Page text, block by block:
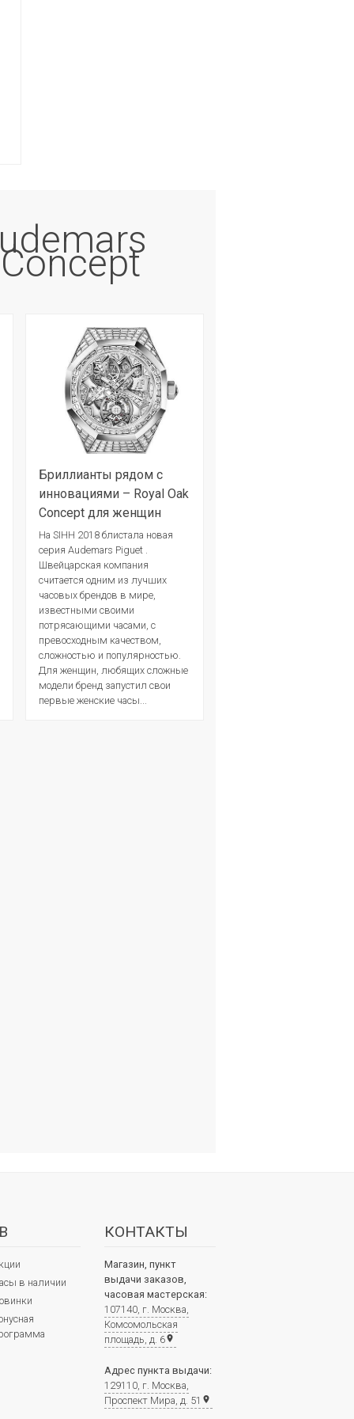
Бриллианты рядом с
инновациями – Royal Oak
Concept для женщин
На SIHH 2018 блистала новая
серия Audemars Piguet .
Швейцарская компания
считается одним из лучших
часовых брендов в мире,
известными своими
потрясающими часами, с
превосходным качеством,
сложностью и популярностью.
Для женщин, любящих сложные
модели бренд запустил свои
первые женские часы...
в наличии
КОНТАКТЫ
Магазин, пункт
выдачи заказов,
часовая мастерская:
107140, г. Москва,
Комсомольская
площадь, д. 6place
Адрес пункта выдачи:
129110, г. Москва,
Проспект Мира, д. 51 place